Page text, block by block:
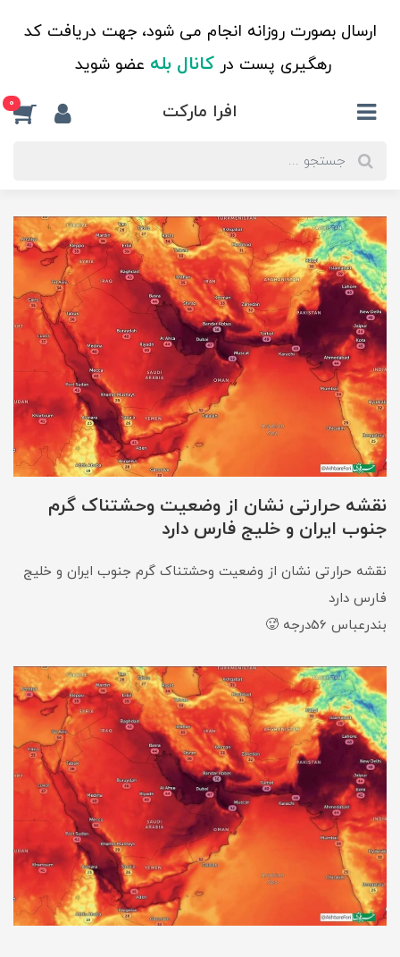
ارسال بصورت روزانه انجام می شود، جهت دریافت کد
رهگیری پست درکانال بله عضو شوید
افرا مارکت 0
نقشه حرارتی نشان از وضعیت وحشتناک گرم
جنوب ایران و خلیج فارس دارد
نقشه حرارتی نشان از وضعیت وحشتناک گرم جنوب ایران و خلیج
فارس دارد
بندرعباس 56درجه 🥵